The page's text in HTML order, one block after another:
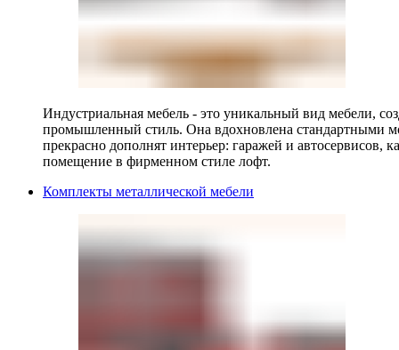
Индустриальная мебель - это уникальный вид мебели,
промышленный стиль. Она вдохновлена стандартными
прекрасно дополнят интерьер: гаражей и автосервисов,
помещение в фирменном стиле лофт.
Комплекты металлической мебели